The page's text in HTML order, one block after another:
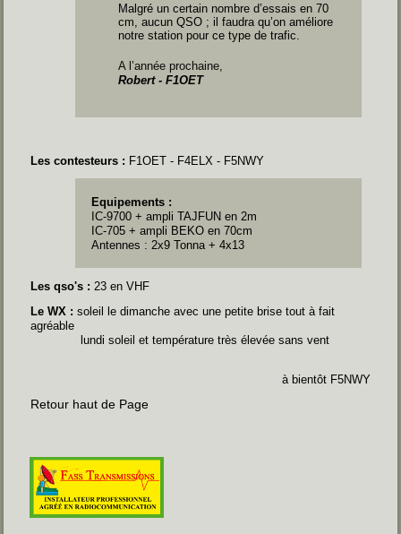
Malgré un certain nombre d’essais en 70
cm, aucun QSO ; il faudra qu’on améliore
notre station pour ce type de trafic.
A l’année prochaine,
Robert - F1OET
Les contesteurs : F1OET - F4ELX - F5NWY
Equipements :
IC-9700 + ampli TAJFUN en 2m
IC-705 + ampli BEKO en 70cm
Antennes : 2x9 Tonna + 4x13
Les qso's : 23 en VHF
Le WX :soleil le dimanche avec une petite brise tout à fait
agréable
lundi soleil et température très élevée sans vent
à bientôt F5NWY
Retour haut de Page